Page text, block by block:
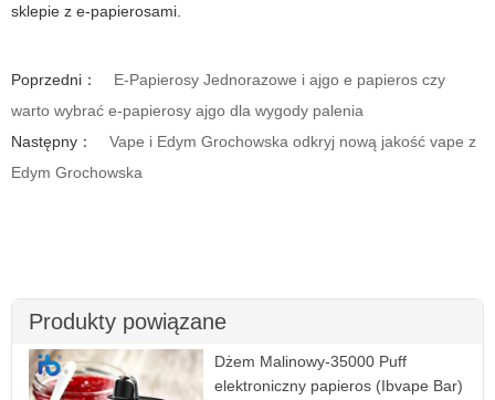
sklepie z e-papierosami.
Poprzedni：
E-Papierosy Jednorazowe i ajgo e papieros czy
warto wybrać e-papierosy ajgo dla wygody palenia
Następny：
Vape i Edym Grochowska odkryj nową jakość vape z
Edym Grochowska
Produkty powiązane
Dżem Malinowy-35000 Puff
elektroniczny papieros (Ibvape Bar)